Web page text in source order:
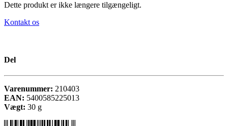
Dette produkt er ikke længere tilgængeligt.
Kontakt os
Del
Varenummer: 210403
EAN: 5400585225013
Vægt: 30 g